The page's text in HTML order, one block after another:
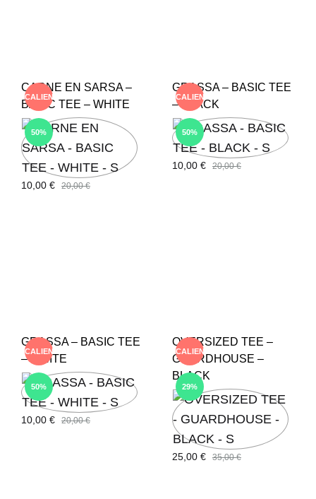
CALIENTE
50%
CARNE EN SARSA –
BASIC TEE – WHITE
10,00 € 20,00€
CALIENTE
50%
GRASSA – BASIC TEE
– BLACK
10,00 € 20,00€
CALIENTE
50%
GRASSA – BASIC TEE
– WHITE
10,00 € 20,00€
CALIENTE
29%
OVERSIZED TEE –
GUARDHOUSE –
BLACK
25,00 € 35,00€